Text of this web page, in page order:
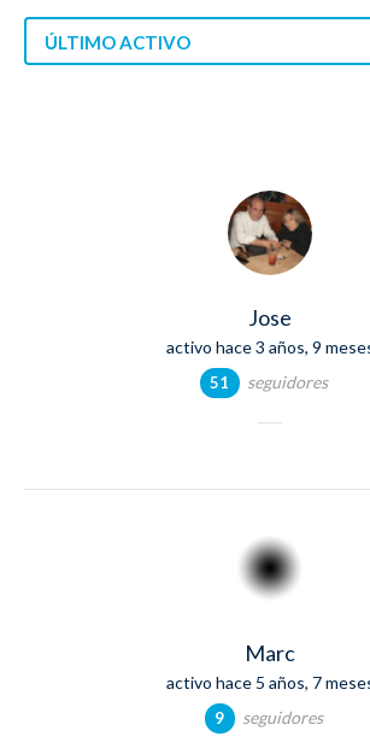
ÚLTIMO ACTIVO
Jose
activo hace 3 años, 9
51 seguidores
Marc
activo hace 5 años, 7
9 seguidores